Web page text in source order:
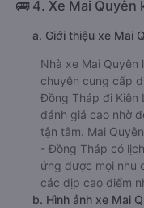
🚌 4. Xe Mai Quyên
a. Giới thiệu xe Mai
Nhà xe Mai
chuyên cung cấp
Đồng Tháp đi Kiên
đánh giá cao nhờ
tận tâm. Mai
- Đồng Tháp có
ứng được mọi nhu
các dịp cao điểm
b. Hình ảnh xe Mai